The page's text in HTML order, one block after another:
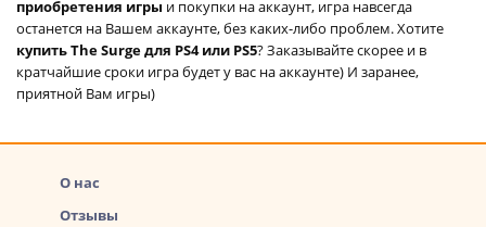
приобретения игры и покупки на аккаунт, игра навсегда
останется на Вашем аккаунте, без каких-либо проблем. Хотите
купить The Surge для PS4 или PS5? Заказывайте скорее и в
кратчайшие сроки игра будет у вас на аккаунте) И заранее,
приятной Вам игры)
О нас
Отзывы